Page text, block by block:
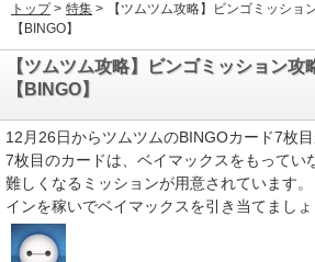
トップ> 特集 >
【ツムツム攻略】ビンゴミッショ
【BINGO】
【ツムツム攻略】ビンゴミッション攻
【BINGO】
12月26日からツムツムのBINGOカード7枚
7枚目のカードは、ベイマックスをもってい
難しくなるミッションが用意されています
インを稼いでベイマックスを引き当てまし